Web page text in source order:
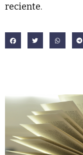
reciente.